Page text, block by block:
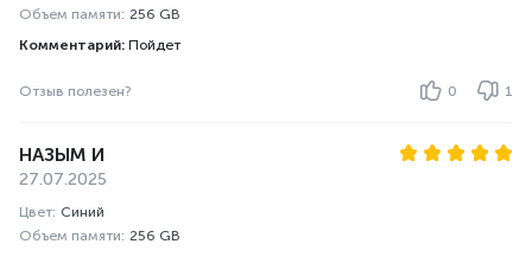
Объем памяти: 256 GB
Комментарий: Пойдет
Отзыв полезен? 0 1
НАЗЫМ И
27.07.2025
Цвет: Синий
Объем памяти: 256 GB